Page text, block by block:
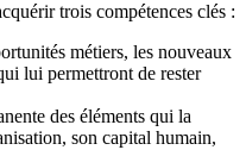
trois compétences clés :
métiers, les nouveaux
lui permettront de rester
des éléments qui la
son capital humain,